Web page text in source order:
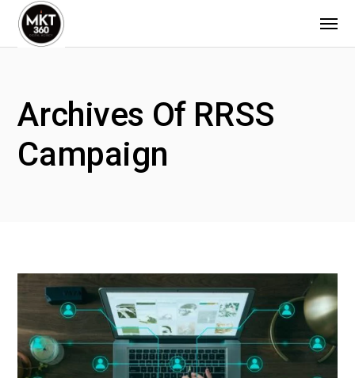
Archives Of RRSS
Campaign